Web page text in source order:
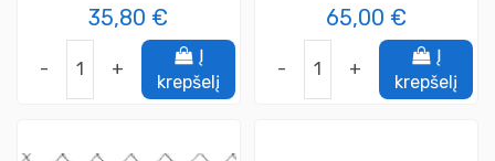
35,80 €
- +
Į
krepšelį
65,00 €
- +
Į
krepšelį